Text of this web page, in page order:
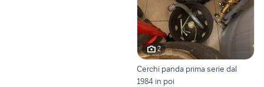
2
Cerchi panda prima serie dal
1984 in poi